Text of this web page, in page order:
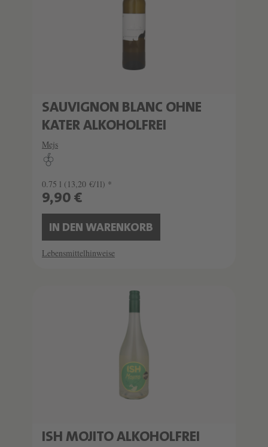
SAUVIGNON BLANC OHNE
KATER ALKOHOLFREI
Mejs
0.75 l (13,20 €/1l) *
9,90 €
IN DEN WARENKORB
Lebensmittelhinweise
ISH MOJITO ALKOHOLFREI